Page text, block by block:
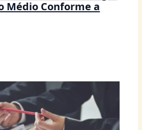
Médio Conforme a